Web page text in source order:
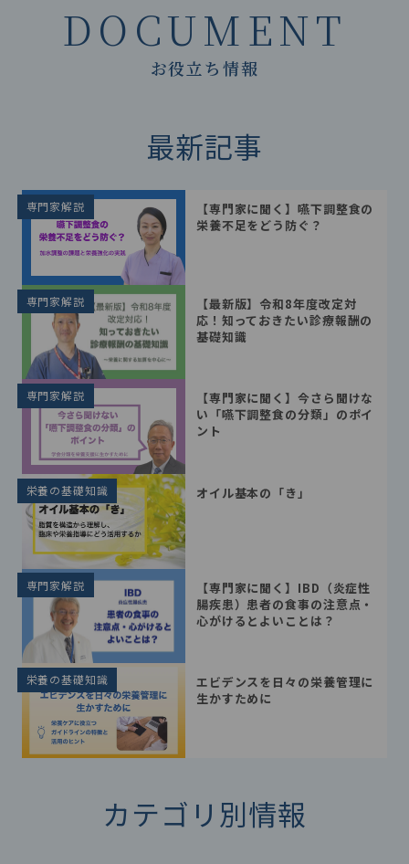
DOCUMENT
お役立ち情報
最新記事
専門家解説
【専門家に聞く】嚥下調整食の
栄養不足をどう防ぐ？
専門家解説
【最新版】令和8年度改定対
応！知っておきたい診療報酬の
基礎知識
専門家解説
【専門家に聞く】今さら聞けな
い「嚥下調整食の分類」のポイ
ント
栄養の基礎知識 オイル基本の「き」
専門家解説
【専門家に聞く】IBD（炎症性
腸疾患）患者の食事の注意点・
心がけるとよいことは？
栄養の基礎知識
エビデンスを日々の栄養管理に
生かすために
カテゴリ別情報